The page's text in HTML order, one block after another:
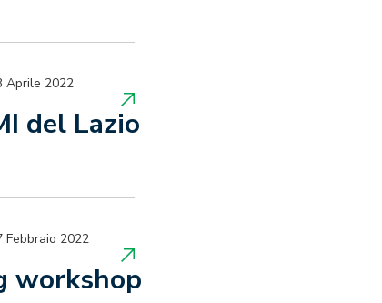
del Lazio
Aprile 2022
workshop
Febbraio 2022